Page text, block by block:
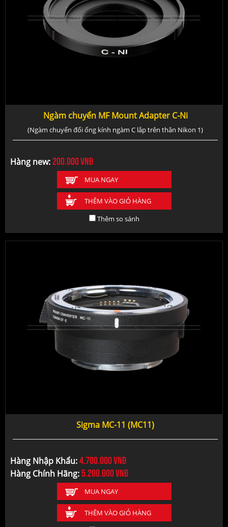
Ngàm chuyển MF Mount Adapter C-Ni
(Ngàm chuyển đổi ống kính ngàm C lắp trên thân Nikon 1)
Hàng new:200.000vnđ
MUA NGAY
THÊM VÀO GIỎ HÀNG
Thêm so sánh
Sigma MC-11 (MC11)
Hàng Nhập Khẩu:4.700.000vnđ
Hàng Chính Hãng:5.200.000vnđ
MUA NGAY
THÊM VÀO GIỎ HÀNG